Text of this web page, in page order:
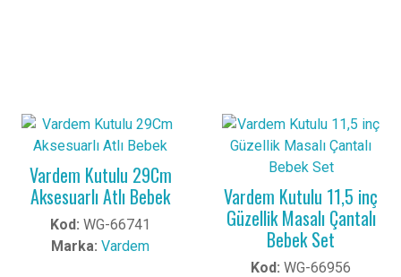
Vardem Kutulu 29Cm
Aksesuarlı Atlı Bebek
Kod: WG-66741
Marka: Vardem
Vardem Kutulu 11,5 inç
Güzellik Masalı Çantalı
Bebek Set
Kod: WG-66956